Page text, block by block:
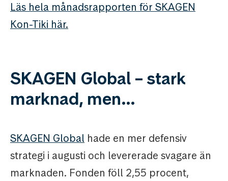
Läs hela månadsrapporten för SKAGEN
Kon-Tiki här.
SKAGEN Global – stark
marknad, men…
SKAGEN Global hade en mer defensiv
strategi i augusti och levererade svagare än
marknaden. Fonden föll 2,55 procent,